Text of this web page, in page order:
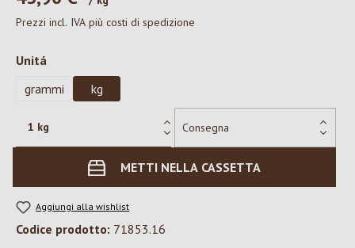
Prezzi incl. IVA più costi di spedizione
Seleziona
Unitá
grammi
kg
METTI NELLA CASSETTA
Aggiungi alla wishlist
Codice prodotto: 71853.16